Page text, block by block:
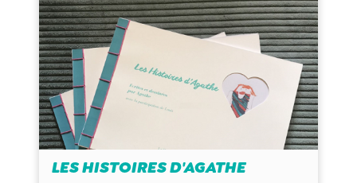
LES HISTOIRES D'AGATHE